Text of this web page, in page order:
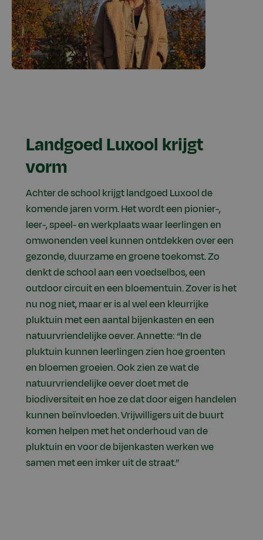
Landgoed Luxool krijgt
vorm
Achter de school krijgt landgoed Luxool de
komende jaren vorm. Het wordt een pionier-,
leer-, speel- en werkplaats waar leerlingen en
omwonenden veel kunnen ontdekken over een
gezonde, duurzame en groene toekomst. Zo
denkt de school aan een voedselbos, een
outdoor circuit en een bloementuin. Zover is het
nu nog niet, maar er is al wel een kleurrijke
pluktuin met een aantal bijenkasten en een
natuurvriendelijke oever. Annette: “In de
pluktuin kunnen leerlingen zien hoe groenten
en bloemen groeien. Ook zien ze wat de
natuurvriendelijke oever doet met de
biodiversiteit en hoe ze dat door eigen handelen
kunnen beïnvloeden. Vrijwilligers uit de buurt
komen helpen met het onderhoud van de
pluktuin en voor de bijenkasten werken we
samen met een imker uit de straat.”